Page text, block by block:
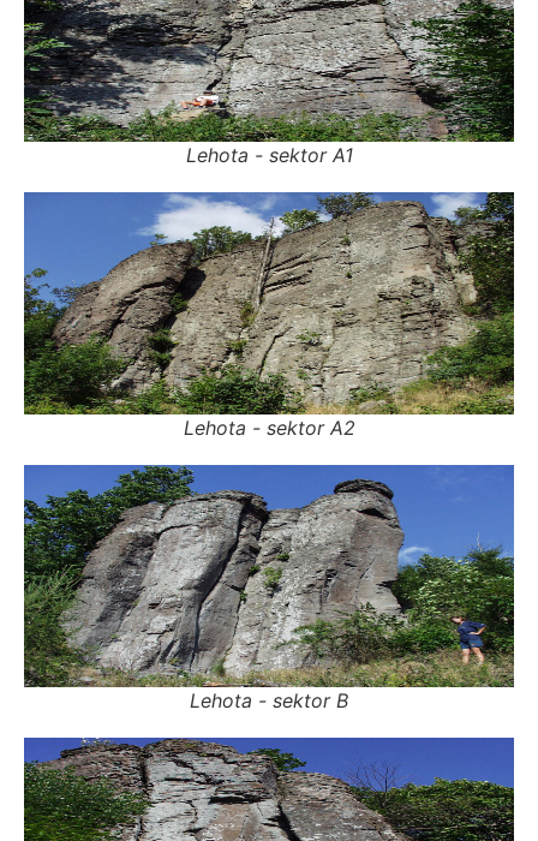
Lehota - sektor A1
Lehota - sektor A2
Lehota - sektor B